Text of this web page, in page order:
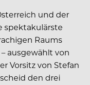
und der
spektakulärste
Raums
ausgewählt von
Vorsitz von Stefan
den drei